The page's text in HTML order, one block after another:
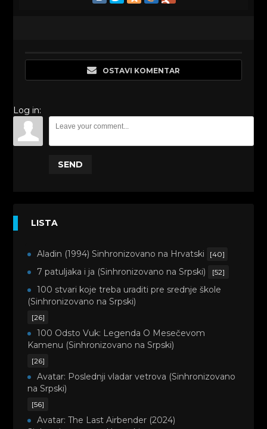
OSTAVI KOMENTAR
Log in:
SEND
LISTA
Aladin (1994) Sinhronizovano na Hrvatski [40]
7 patuljaka i ja (Sinhronizovano na Srpski) [52]
100 stvari koje treba uraditi pre srednje škole
(Sinhronizovano na Srpski)
[26]
100 Odsto Vuk: Legenda O Mesečevom
Kamenu (Sinhronizovano na Srpski)
[26]
Avatar: Poslednji vladar vetrova (Sinhronizovano
na Srpski)
[56]
Avatar: The Last Airbender (2024)